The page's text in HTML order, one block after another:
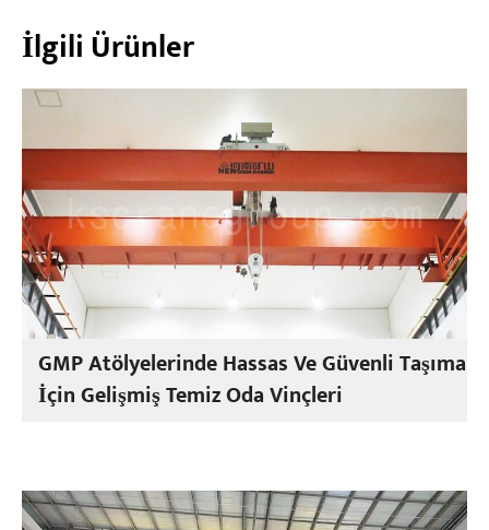
İlgili Ürünler
GMP Atölyelerinde Hassas Ve Güvenli Taşıma
İçin Gelişmiş Temiz Oda Vinçleri